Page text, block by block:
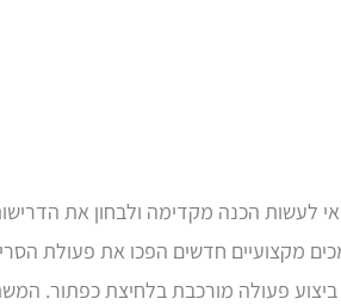
הכנה מקדימה ולבחון את
מקצועיים חדשים הפכו את פעולת
פעולה מורכבת בלחיצת כפתור.